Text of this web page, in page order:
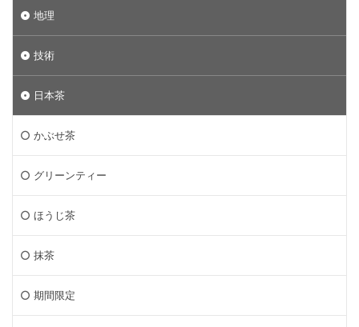
地理
技術
日本茶
かぶせ茶
グリーンティー
ほうじ茶
抹茶
期間限定